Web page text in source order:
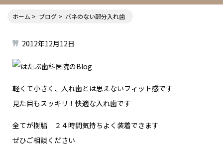
ホーム ブログ バネのない部分入れ歯
2012年12月12日
軽くて小さく、入れ歯とは思えないフィット感です
見た目もスッキリ！快適な入れ歯です
全てが樹脂 ２４時間気持ちよく装着できます
ぜひご相談ください